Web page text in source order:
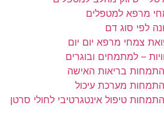
מרפא למטפלים
לפי סוג דם
צמחי מרפא יום יום
– למתמחים ובוגרים
בריאות האישה
מערכת עיכול
טיפול אינטגרטיבי לחולי סרטן